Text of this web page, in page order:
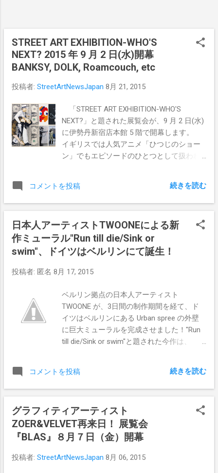
STREET ART EXHIBITION-WHO'S
NEXT? 2015 年 9 月 2 日(水)開幕
BANKSY, DOLK, Roamcouch, etc
投稿者: StreetArtNewsJapan 8月 21, 2015
「STREET ART EXHIBITION-WHO'S
NEXT?」と題された展覧会が、9 月 2 日(水)
に伊勢丹新宿店本館 5 階で開幕します。
イギリスでは人気アニメ「ひつじのショー
ン」でもエピソードのひとつとして扱われ
を席巻するポップアートや具体美術のよう
に、近い将来、美術史にその名を刻むこと
ー以降、魅力あるアーティストが次々登場
しています。神出鬼没の異星人インヴェイ
ダーや、謎かけのようなイメージで観る者
が話題の日本発アーティスト、ロームカウ
術師ペニーなどがギャラリーを賑わせま
す。これからのアートシーンの主役となり
うる逸材たちを、今のうちにご覧下さい!
（プレスリリース参照） 名立たるストリー
トアーティスト達の作品が展示されますの
場に足を運んで頂きたいです。 【主な出展
作家】 BANKSY DOLK INVADER
ROAMCOUCH STATIC PENNY 北崎亜唯斗 【
2015 年 9 月 2 日(水)ー8 日(火) 伊勢丹新宿
店本館 5 階 アートギャラリー 10:30-
20:00(最終日 18:00 終了)
コメントを投稿 続きを読む
日本人アーティストTWOONEによる新
作ミューラル"Run till die/Sink or
swim"、ドイツはベルリンにて誕生！
投稿者: 匿名 8月 17, 2015
ベルリン拠点の日本人アーティスト
TWOONE が、3日間の制作期間を経て、ド
イツはベルリンにある Urban spree の外壁
に巨大ミューラルを完成させました！"Run
till die/Sink or swim"と題された今作は、
TWOONEは、オーストラリアからドイツに
拠点を移してからも、変化を恐れることな
ています。そんな日本人アーティストによ
る作品集"LICHT | PIGMENT"が、アーティス
トの オフィシャルサイト にて発売されてい
ュアルな世界観を堪能したい方は、是非手
コメントを投稿 続きを読む
グラフィティアーティスト
ZOER&VELVET再来日！ 展覧会
『BLAS』８月７日（金）開幕
投稿者: StreetArtNewsJapan 8月 06, 2015